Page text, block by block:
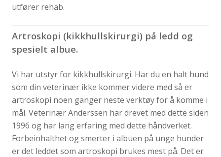
utfører rehab.
Artroskopi (kikkhullskirurgi) på ledd og
spesielt albue.
Vi har utstyr for kikkhullskirurgi. Har du en halt hund
som din veterinær ikke kommer videre med så er
artroskopi noen ganger neste verktøy for å komme i
mål. Veterinær Anderssen har drevet med dette siden
1996 og har lang erfaring med dette håndverket.
Forbeinhalthet og smerter i albuen på unge hunder
er det leddet som artroskopi brukes mest på. Det er